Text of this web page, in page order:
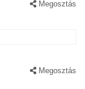
Megosztás
Megosztás